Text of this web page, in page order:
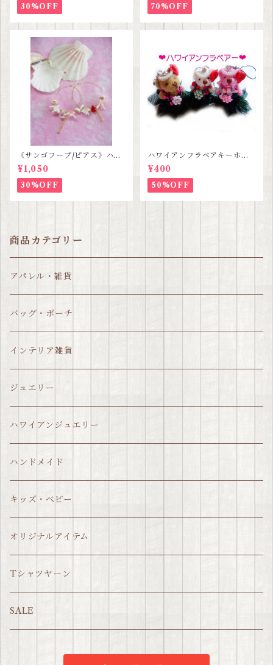
30%OFF 70%OFF
《サンゴフープ/ピアス》ハン
ドメイド SALE
¥1,050
30%OFF
ハワイアンフラベアキーホル
ダー SALE
¥400
50%OFF
商品カテゴリー
アパレル・雑貨
バッグ・ポーチ
インテリア雑貨
ジュエリー
ハワイアンジュエリー
ハンドメイド
キッズ・ベビー
オリジナルアイテム
Tシャツヤーン
SALE